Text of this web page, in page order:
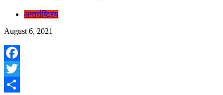
अन्तर्राष्ट्रिय
August 6, 2021
Facebook
Twitter